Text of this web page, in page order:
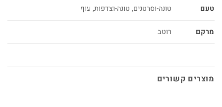
טעם טונה-וסרטנים, טונה-וצדפות, עוף
מרקם רוטב
מוצרים קשורים